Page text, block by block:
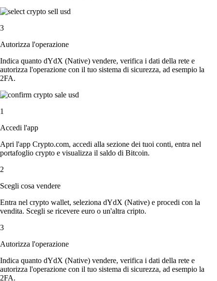
3
Autorizza l'operazione
Indica quanto dYdX (Native) vendere, verifica i dati della rete e
autorizza l'operazione con il tuo sistema di sicurezza, ad esempio la
2FA.
1
Accedi l'app
Apri l'app Crypto.com, accedi alla sezione dei tuoi conti, entra nel
portafoglio crypto e visualizza il saldo di Bitcoin.
2
Scegli cosa vendere
Entra nel crypto wallet, seleziona dYdX (Native) e procedi con la
vendita. Scegli se ricevere euro o un'altra cripto.
3
Autorizza l'operazione
Indica quanto dYdX (Native) vendere, verifica i dati della rete e
autorizza l'operazione con il tuo sistema di sicurezza, ad esempio la
2FA.